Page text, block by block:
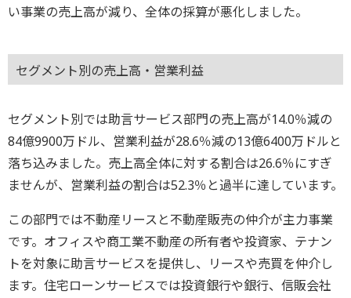
い事業の売上高が減り、全体の採算が悪化しました。
セグメント別の売上高・営業利益
セグメント別では助言サービス部門の売上高が14.0％減の
84億9900万ドル、営業利益が28.6％減の13億6400万ドルと
落ち込みました。売上高全体に対する割合は26.6％にすぎ
ませんが、営業利益の割合は52.3％と過半に達しています。
この部門では不動産リースと不動産販売の仲介が主力事業
です。オフィスや商工業不動産の所有者や投資家、テナン
トを対象に助言サービスを提供し、リースや売買を仲介し
ます。住宅ローンサービスでは投資銀行や銀行、信販会社